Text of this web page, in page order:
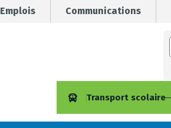
Emplois Communications
Transport scolaire